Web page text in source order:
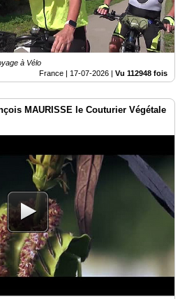
à Vélo
France | 17-07-2026 | Vu 112948 fois
MAURISSE le Couturier Végétale